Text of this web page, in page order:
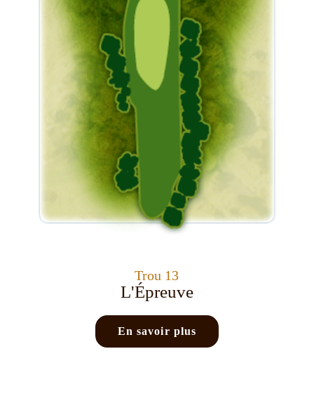
Trou 13
L'Épreuve
En savoir plus